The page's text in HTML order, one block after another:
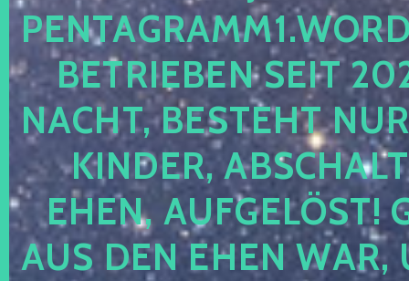
TRIEBEN SEIT 2024
CHT, BESTEHT NUR
NDER,
EN, AUFGELÖST!
S DEN EHEN WAR,